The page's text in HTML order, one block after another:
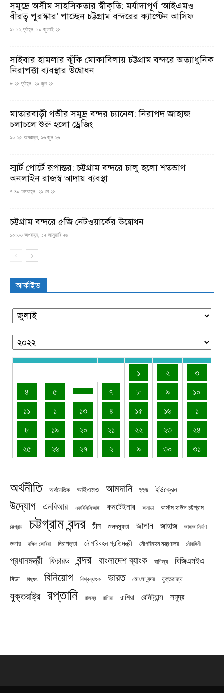
সমুদ্রে অসীম সাহসিকতার স্বীকৃতি: মর্যাদাপূর্ণ ‘আইএমও
বীরত্ব পুরস্কার’ পাচ্ছেন চট্টগ্রাম বন্দরের ক্যাপ্টেন আসিফ
১১:১২ পূর্বাহ্ন, ১০ জুলাই ২৬
সাইবার হামলার ঝুঁকি মোকাবিলায় চট্টগ্রাম বন্দরে অত্যাধুনিক
নিরাপত্তা ব্যবস্থার উদ্বোধন
৮:২৬ পূর্বাহ্ন, ২৯ জুন ২৬
মাতারবাড়ী গভীর সমুদ্র বন্দর চ্যানেল: নিরাপদ জাহাজ
চলাচলে শুরু হলো ড্রেজিং
১০:২৫ অপরাহ্ন, ১৬ জুন ২৬
স্মার্ট পোর্টে রূপান্তর: চট্টগ্রাম বন্দরে চালু হলো শতভাগ
অনলাইন রাজস্ব আদায় ব্যবস্থা
৭:৪০ অপরাহ্ন, ২১ মে ২৬
চট্টগ্রাম বন্দরে ৫জি নেটওয়ার্কের উদ্বোধন
১০:৩৩ অপরাহ্ন, ১২ জানুয়ারি ২৬
আর্কাইভ
১ ২
৩
৪
৫ ৭ ৮ ৯
১০
১১
১ ১৩ ৪ ১৫ ১৬
১
৮
১৯ ২০ ২১ ২২ ২৩
২৪
২৫
২৬ ২৭ ২ ৯ ৩০ ৩১
অর্থনীতি অর্থনৈতিক আইএমও আমদানি ইইউ ইউক্রেন
উদ্যোগ এনবিআর এফবিসিসিআই কনটেইনার কানাডা কাস্টম হাউস চট্টগ্রাম
চট্টগ্রাম চট্টগ্রাম বন্দর চীন জলদস্যুতা জাপান জাহাজ জাহাজ নির্মাণ
ডলার দক্ষিণ কোরিয়া নিরাপত্তা নৌপরিবহন প্রতিমন্ত্রী নৌপরিবহন মন্ত্রণালয় নৌবাহিনী
প্রধানমন্ত্রী ফিচারড বন্দর বাংলাদেশ ব্যাংক বাণিজ্য বিজিএমইএ
বিডা বিদ্যুৎ বিনিয়োগ বিশ্বব্যাংক ভারত মোংলা বন্দর যুক্তরাজ্য
যুক্তরাষ্ট্র রপ্তানি রাজস্ব রাশিয়া রাশিয়া রেমিট্যান্স সমুদ্র